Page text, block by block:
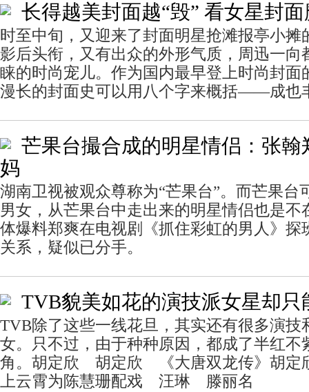
长得越美封面越“毁” 看女星封
时至中旬，又迎来了封面明星抢滩报亭小摊
影后头衔，又有出众的外形气质，周迅一向
睐的时尚宠儿。作为国内最早登上时尚封面
漫长的封面史可以用八个字来概括——成也
芒果台撮合成的明星情侣：张翰
妈
湖南卫视被观众尊称为“芒果台”。而芒果台
男女，从芒果台中走出来的明星情侣也是不
体爆料郑爽在电视剧《抓住彩虹的男人》探
关系，疑似已分手。
TVB貌美如花的演技派女星却只
TVB除了这些一线花旦，其实还有很多演技
女。只不过，由于种种原因，都成了半红不
角。胡定欣 胡定欣 《大唐双龙传》胡定
上云霄为陈慧珊配戏 汪琳 滕丽名